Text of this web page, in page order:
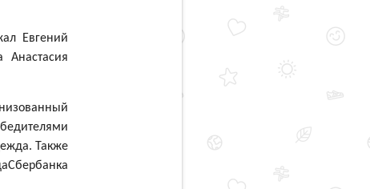
Евгений
Также